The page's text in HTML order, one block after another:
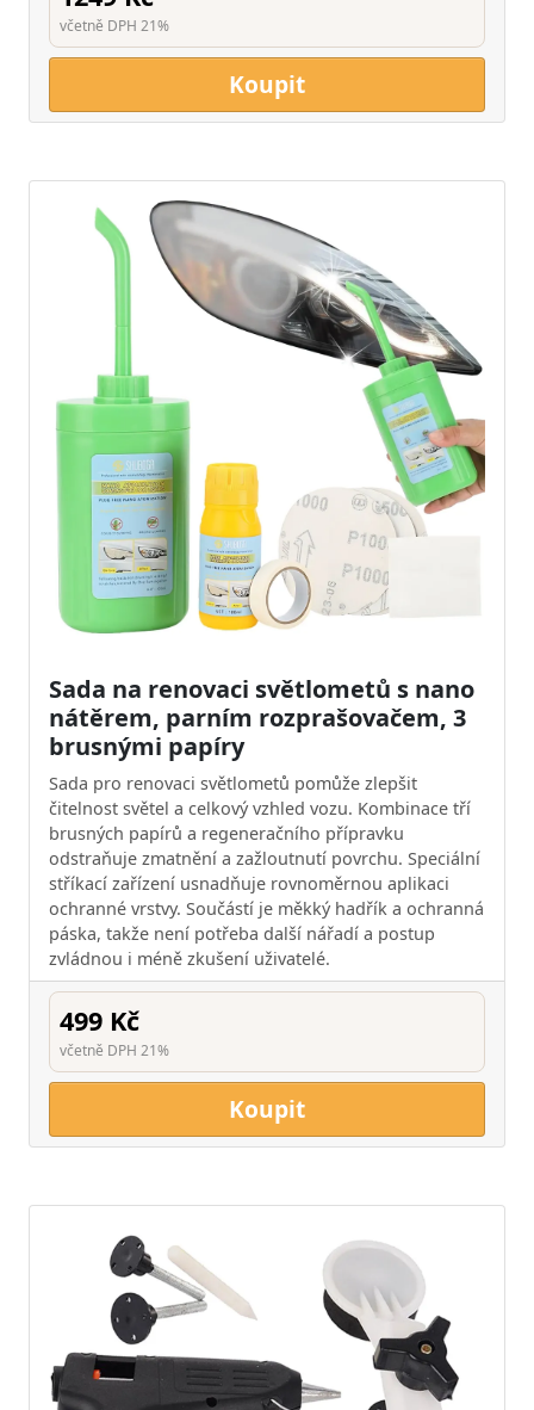
včetně DPH 21%
Koupit
Sada na renovaci světlometů s nano
nátěrem, parním rozprašovačem, 3
brusnými papíry
Sada pro renovaci světlometů pomůže zlepšit
čitelnost světel a celkový vzhled vozu. Kombinace tří
brusných papírů a regeneračního přípravku
odstraňuje zmatnění a zažloutnutí povrchu. Speciální
stříkací zařízení usnadňuje rovnoměrnou aplikaci
ochranné vrstvy. Součástí je měkký hadřík a ochranná
páska, takže není potřeba další nářadí a postup
zvládnou i méně zkušení uživatelé.
499 Kč
včetně DPH 21%
Koupit